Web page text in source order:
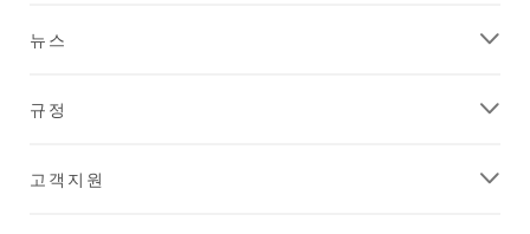
뉴스
규정
고객지원